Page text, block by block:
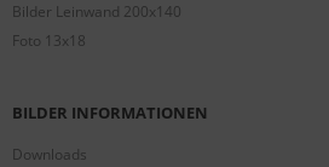
Bilder Leinwand 200x140
Foto 13x18
BILDER INFORMATIONEN
Downloads